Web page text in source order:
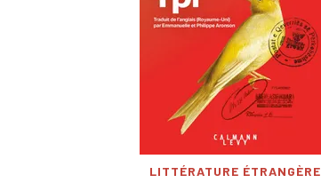
LITTÉRATURE ÉTRANGÈRE